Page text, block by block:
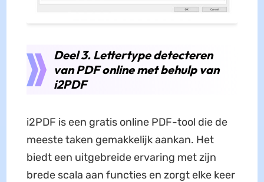
Deel 3. Lettertype detecteren
van PDF online met behulp van
i2PDF
i2PDF is een gratis online PDF-tool die de
meeste taken gemakkelijk aankan. Het
biedt een uitgebreide ervaring met zijn
brede scala aan functies en zorgt elke keer